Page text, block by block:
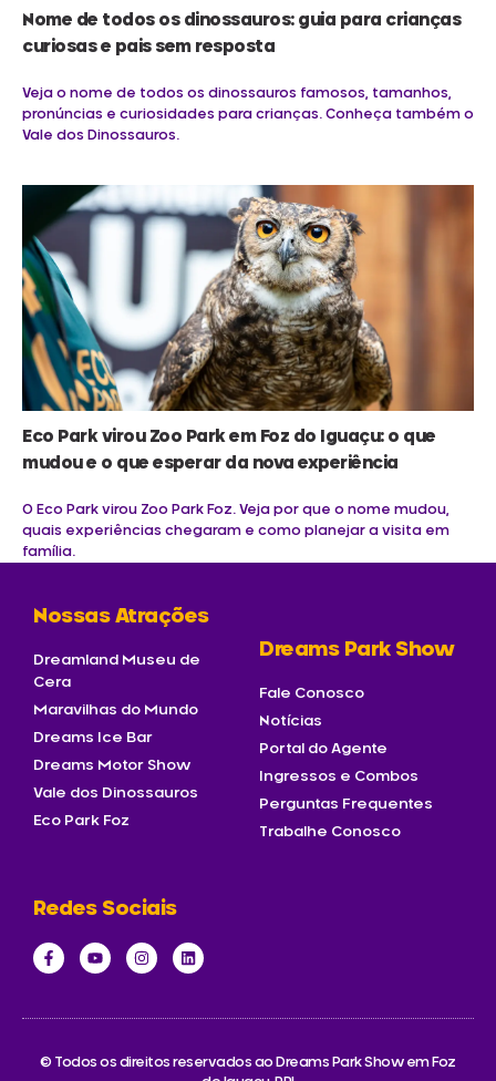
Nome de todos os dinossauros: guia para crianças
curiosas e pais sem resposta
Veja o nome de todos os dinossauros famosos, tamanhos,
pronúncias e curiosidades para crianças. Conheça também o
Vale dos Dinossauros.
Eco Park virou Zoo Park em Foz do Iguaçu: o que
mudou e o que esperar da nova experiência
O Eco Park virou Zoo Park Foz. Veja por que o nome mudou,
quais experiências chegaram e como planejar a visita em
família.
Nossas Atrações
Dreamland Museu de
Cera
Maravilhas do Mundo
Dreams Ice Bar
Dreams Motor Show
Vale dos Dinossauros
Eco Park Foz
Dreams Park Show
Fale Conosco
Notícias
Portal do Agente
Ingressos e Combos
Perguntas Frequentes
Trabalhe Conosco
Redes Sociais
© Todos os direitos reservados ao Dreams Park Show em Foz